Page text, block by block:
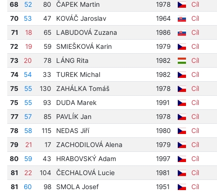
68
52 80 ČAPEK Martin 1978
Cíl
70
53 47 KOVÁČ Jaroslav 1964
Cíl
71
18 65 LABUDOVÁ Zuzana 1986
Cíl
72
19 59 SMIEŠKOVÁ Karin 1979
Cíl
73
20 78 LÁNG Rita 1982
Cíl
74
54 33 TUREK Michal 1982
Cíl
75
55 130 ZAHÁLKA Tomáš 1978
Cíl
75
55 93 DUDA Marek 1991
Cíl
77
57 85 PAVLÍK Jan 1978
Cíl
78
58 115 NEDAS Jiří 1980
Cíl
79
21 17 ZACHODILOVÁ Alena 1979
Cíl
80
59 43 HRABOVSKÝ Adam 1997
Cíl
81
22 104 ČECHALOVÁ Lucie 1981
Cíl
81
60 98 SMOLA Josef 1951
Cíl